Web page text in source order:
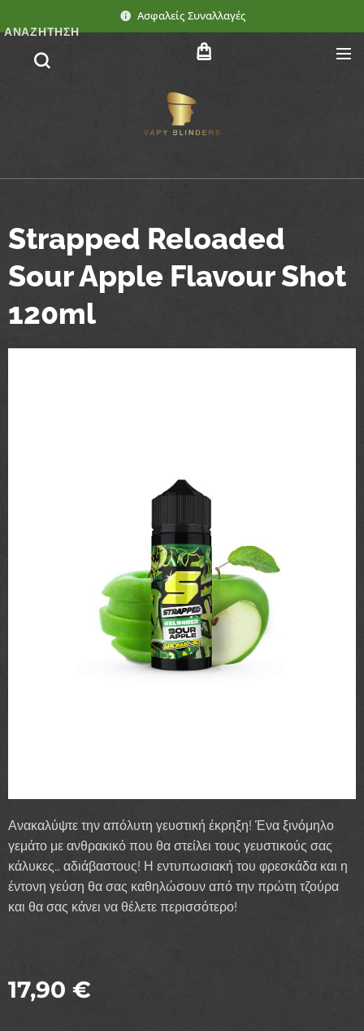
Ασφαλείς Συναλλαγές
ΑΝΑΖΉΤΗΣΗ
Strapped Reloaded
Sour Apple Flavour Shot
120ml
Ανακαλύψτε την απόλυτη γευστική έκρηξη! Ένα ξινόμηλο
γεμάτο με ανθρακικό που θα στείλει τους γευστικούς σας
κάλυκες… αδιάβαστους! Η εντυπωσιακή του φρεσκάδα και η
έντονη γεύση θα σας καθηλώσουν από την πρώτη τζούρα
και θα σας κάνει να θέλετε περισσότερο!
17,90 €